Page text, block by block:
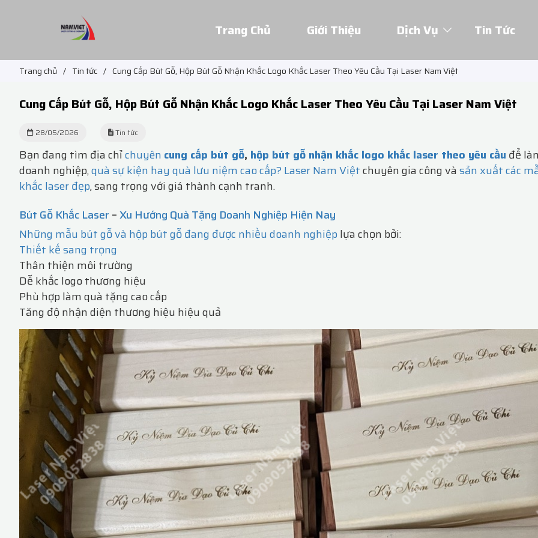
Trang Chủ Giới Thiệu Dịch Vụ Tin Tức
Trang chủ / Tin tức / Cung Cấp Bút Gỗ, Hộp Bút Gỗ Nhận Khắc Logo Khắc Laser Theo Yêu Cầu Tại Laser Nam Việt
Cung Cấp Bút Gỗ, Hộp Bút Gỗ Nhận Khắc Logo Khắc Laser Theo Yêu Cầu Tại Laser Nam Việt
28/05/2026 Tin tức
Bạn đang tìm địa chỉchuyên cung cấp bút gỗ, hộp bút gỗ nhận khắc logo khắc laser theo yêu cầu để
doanh nghiệp,quà sự kiện hay quà lưu niệm cao cấp? Laser Nam Việtchuyên gia công vàsản xuất các
khắc laser đẹp, sang trọng với giá thành cạnh tranh.
Bút Gỗ Khắc Laser –Xu Hướng Quà Tặng Doanh Nghiệp Hiện Nay
Những mẫu bút gỗ và hộp bút gỗ đang được nhiều doanh nghiệp lựa chọn bởi:
Thiết kế sang trọng
Thân thiện môi trường
Dễ khắc logo thương hiệu
Phù hợp làm quà tặng cao cấp
Tăng độ nhận diện thương hiệu hiệu quả